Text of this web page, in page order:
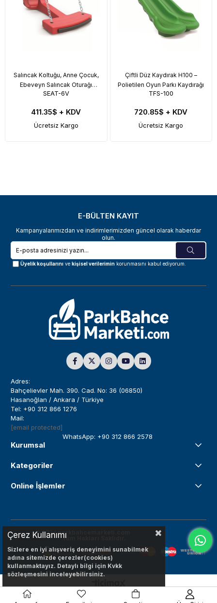
Salıncak Koltuğu, Anne Çocuk,
Ebeveyn Salıncak Oturağı
Zincirli
SEAT-6V
411.35$ + KDV
Ücretsiz Kargo
Çiftli Düz Kaydırak H100 –
Polietilen Oyun Parkı Kaydırağı
TFS-100
720.85$ + KDV
Ücretsiz Kargo
E-BÜLTEN KAYIT
Kampanyalarımızdan ve indirimlerimizden güncel olarak haberdar
olun.
Üyelik koşullarını ve kişisel verilerimin korunmasını kabul ediyorum.
Adres:
Bahçelievler Mah. 390. Cad. No: 36 (06850)
Hasanoğlan / Ankara / Türkiye
Tel: +90 312 866 1276
Mail:
[email protected]
WhatsApp: +90 312 866 2578
Kurumsal
Kategoriler
Online İşlemler
© 2024parkbahcemarketi.com
Tüm Hakları Saklıdır.
Çerez Kullanımı
Sizlere en iyi alışveriş deneyimini sunabilmek
adına sitemizde çerezler(cookies)
kullanmaktayız. Detaylı bilgi için Kvkk
sözleşmesini inceleyebilirsiniz.